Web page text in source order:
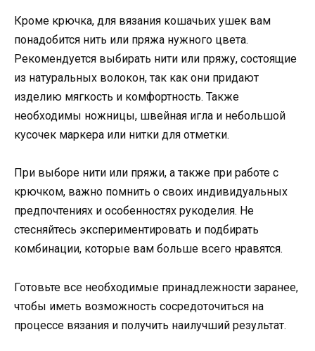
Кроме крючка, для вязания кошачьих ушек вам
понадобится нить или пряжа нужного цвета.
Рекомендуется выбирать нити или пряжу, состоящие
из натуральных волокон, так как они придают
изделию мягкость и комфортность. Также
необходимы ножницы, швейная игла и небольшой
кусочек маркера или нитки для отметки.
При выборе нити или пряжи, а также при работе с
крючком, важно помнить о своих индивидуальных
предпочтениях и особенностях рукоделия. Не
стесняйтесь экспериментировать и подбирать
комбинации, которые вам больше всего нравятся.
Готовьте все необходимые принадлежности заранее,
чтобы иметь возможность сосредоточиться на
процессе вязания и получить наилучший результат.